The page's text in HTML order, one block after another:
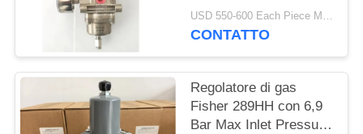
pressione di entrata di
250 psi per applicazioni
USD 550-600 Each Piece MOQ:10sets
CONTATTO
Regolatore di gas
Fisher 289HH con 6,9
Bar Max Inlet Pressure